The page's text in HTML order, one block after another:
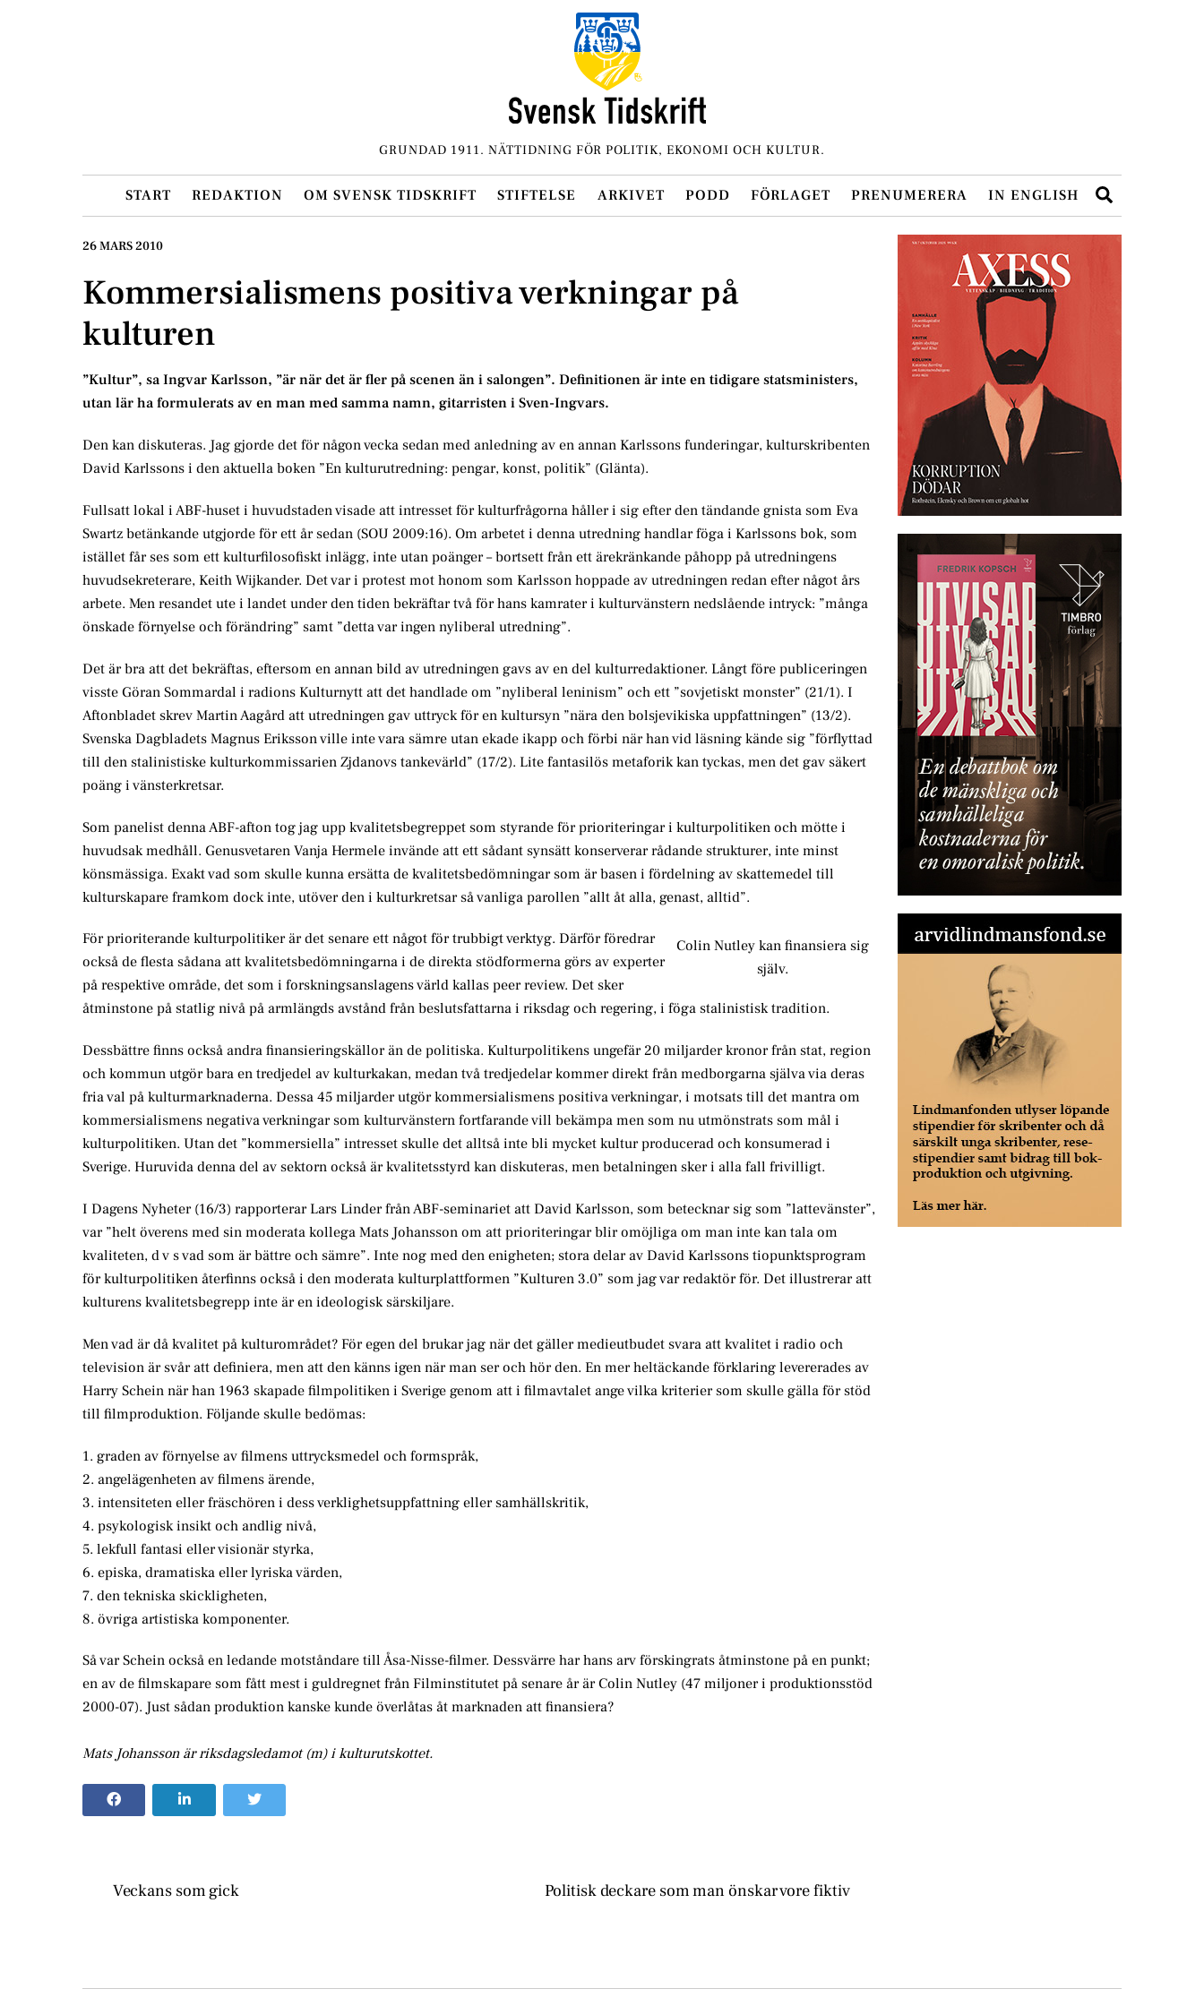
GRUNDAD 1911. NÄTTIDNING FÖR POLITIK, EKONOMI OCH KULTUR.
START REDAKTION OM SVENSK TIDSKRIFT STIFTELSE ARKIVET PODD FÖRLAGET PRENUMERERA IN ENGLISH
26 MARS 2010
Kommersialismens positiva verkningar på
kulturen
”Kultur”, sa Ingvar Karlsson, ”är när det är fler på scenen än i salongen”. Definitionen är inte en tidigare statsministers,
utan lär ha formulerats av en man med samma namn, gitarristen i Sven-Ingvars.
Den kan diskuteras. Jag gjorde det för någon vecka sedan med anledning av en annan Karlssons funderingar, kulturskribenten
David Karlssons i den aktuella boken ”En kulturutredning: pengar, konst, politik” (Glänta).
Fullsatt lokal i ABF-huset i huvudstaden visade att intresset för kulturfrågorna håller i sig efter den tändande gnista som Eva
Swartz betänkande utgjorde för ett år sedan (SOU 2009:16). Om arbetet i denna utredning handlar föga i Karlssons bok, som
istället får ses som ett kulturfilosofiskt inlägg, inte utan poänger – bortsett från ett ärekränkande påhopp på utredningens
huvudsekreterare, Keith Wijkander. Det var i protest mot honom som Karlsson hoppade av utredningen redan efter något års
arbete. Men resandet ute i landet under den tiden bekräftar två för hans kamrater i kulturvänstern nedslående intryck: ”många
önskade förnyelse och förändring” samt ”detta var ingen nyliberal utredning”.
Det är bra att det bekräftas, eftersom en annan bild av utredningen gavs av en del kulturredaktioner. Långt före publiceringen
visste Göran Sommardal i radions Kulturnytt att det handlade om ”nyliberal leninism” och ett ”sovjetiskt monster” (21/1). I
Aftonbladet skrev Martin Aagård att utredningen gav uttryck för en kultursyn ”nära den bolsjevikiska uppfattningen” (13/2).
Svenska Dagbladets Magnus Eriksson ville inte vara sämre utan ekade ikapp och förbi när han vid läsning kände sig ”förflyttad
till den stalinistiske kulturkommissarien Zjdanovs tankevärld” (17/2). Lite fantasilös metaforik kan tyckas, men det gav säkert
poäng i vänsterkretsar.
Som panelist denna ABF-afton tog jag upp kvalitetsbegreppet som styrande för prioriteringar i kulturpolitiken och mötte i
huvudsak medhåll. Genusvetaren Vanja Hermele invände att ett sådant synsätt konserverar rådande strukturer, inte minst
könsmässiga. Exakt vad som skulle kunna ersätta de kvalitetsbedömningar som är basen i fördelning av skattemedel till
kulturskapare framkom dock inte, utöver den i kulturkretsar så vanliga parollen ”allt åt alla, genast, alltid”.
Colin Nutley kan finansiera sig
själv.
För prioriterande kulturpolitiker är det senare ett något för trubbigt verktyg. Därför föredrar
också de flesta sådana att kvalitetsbedömningarna i de direkta stödformerna görs av experter
på respektive område, det som i forskningsanslagens värld kallas peer review. Det sker
åtminstone på statlig nivå på armlängds avstånd från beslutsfattarna i riksdag och regering, i föga stalinistisk tradition.
Dessbättre finns också andra finansieringskällor än de politiska. Kulturpolitikens ungefär 20 miljarder kronor från stat, region
och kommun utgör bara en tredjedel av kulturkakan, medan två tredjedelar kommer direkt från medborgarna själva via deras
fria val på kulturmarknaderna. Dessa 45 miljarder utgör kommersialismens positiva verkningar, i motsats till det mantra om
kommersialismens negativa verkningar som kulturvänstern fortfarande vill bekämpa men som nu utmönstrats som mål i
kulturpolitiken. Utan det ”kommersiella” intresset skulle det alltså inte bli mycket kultur producerad och konsumerad i
Sverige. Huruvida denna del av sektorn också är kvalitetsstyrd kan diskuteras, men betalningen sker i alla fall frivilligt.
I Dagens Nyheter (16/3) rapporterar Lars Linder från ABF-seminariet att David Karlsson, som betecknar sig som ”lattevänster”,
var ”helt överens med sin moderata kollega Mats Johansson om att prioriteringar blir omöjliga om man inte kan tala om
kvaliteten, d v s vad som är bättre och sämre”. Inte nog med den enigheten; stora delar av David Karlssons tiopunktsprogram
för kulturpolitiken återfinns också i den moderata kulturplattformen ”Kulturen 3.0” som jag var redaktör för. Det illustrerar att
kulturens kvalitetsbegrepp inte är en ideologisk särskiljare.
Men vad är då kvalitet på kulturområdet? För egen del brukar jag när det gäller medieutbudet svara att kvalitet i radio och
television är svår att definiera, men att den känns igen när man ser och hör den. En mer heltäckande förklaring levererades av
Harry Schein när han 1963 skapade filmpolitiken i Sverige genom att i filmavtalet ange vilka kriterier som skulle gälla för stöd
till filmproduktion. Följande skulle bedömas:
1. graden av förnyelse av filmens uttrycksmedel och formspråk,
2. angelägenheten av filmens ärende,
3. intensiteten eller fräschören i dess verklighetsuppfattning eller samhällskritik,
4. psykologisk insikt och andlig nivå,
5. lekfull fantasi eller visionär styrka,
6. episka, dramatiska eller lyriska värden,
7. den tekniska skickligheten,
8. övriga artistiska komponenter.
Så var Schein också en ledande motståndare till Åsa-Nisse-filmer. Dessvärre har hans arv förskingrats åtminstone på en punkt;
en av de filmskapare som fått mest i guldregnet från Filminstitutet på senare år är Colin Nutley (47 miljoner i produktionsstöd
2000-07). Just sådan produktion kanske kunde överlåtas åt marknaden att finansiera?
Mats Johansson är riksdagsledamot (m) i kulturutskottet.
Veckans som gick Politisk deckare som man önskar vore fiktiv